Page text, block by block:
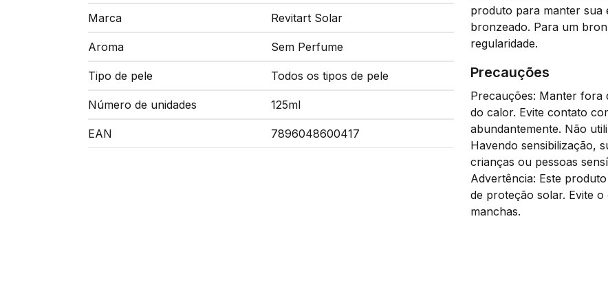
Marca Revitart Solar
Aroma Sem Perfume
Tipo de pele Todos os tipos de pele
Número de unidades 125ml
EAN 7896048600417
produto para manter sua
bronzeado. Para um
regularidade.
Precauções
Precauções: Manter fora
do calor. Evite contato
abundantemente. Não
Havendo sensibilização,
crianças ou pessoas
Advertência: Este
de proteção solar. Evite
manchas.